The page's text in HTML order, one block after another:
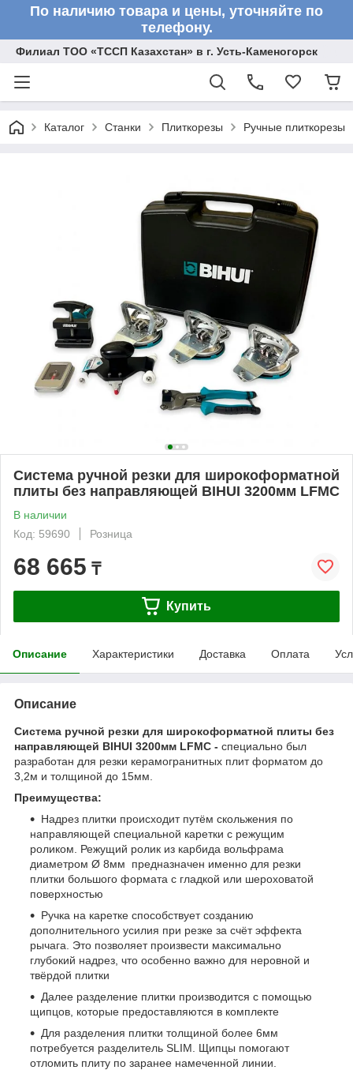
По наличию товара и цены, уточняйте по
телефону.
Филиал ТОО «ТССП Казахстан» в г. Усть-Каменогорск
Каталог Станки Плиткорезы Ручные плиткорезы
Система ручной резки для широкоформатной
плиты без направляющей BIHUI 3200мм LFMC
В наличии
Код: 59690
Розница
68 665 ₸
Купить
Описание Характеристики Доставка Оплата
Описание
Система ручной резки для широкоформатной плиты без
направляющей BIHUI 3200мм LFMC​ - специально был
разработан для резки керамогранитных плит форматом до
3,2м и толщиной до 15мм.
Преимущества:
Надрез плитки происходит путём скольжения по
направляющей специальной каретки с режущим
роликом. Режущий ролик из карбида вольфрама
диаметром Ø 8мм предназначен именно для резки
плитки большого формата с гладкой или шероховатой
поверхностью
Ручка на каретке способствует созданию
дополнительного усилия при резке за счёт эффекта
рычага. Это позволяет произвести максимально
глубокий надрез, что особенно важно для неровной и
твёрдой плитки
Далее разделение плитки производится с помощью
щипцов, которые предоставляются в комплекте
Для разделения плитки толщиной более 6мм
потребуется разделитель SLIM. Щипцы помогают
отломить плиту по заранее намеченной линии.